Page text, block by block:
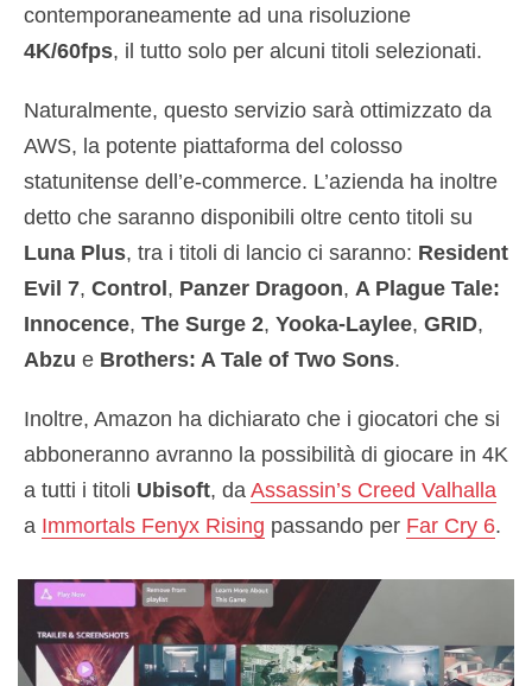
contemporaneamente ad una risoluzione
4K/60fps, il tutto solo per alcuni titoli selezionati.
Naturalmente, questo servizio sarà ottimizzato da
AWS, la potente piattaforma del colosso
statunitense dell’e-commerce. L’azienda ha inoltre
detto che saranno disponibili oltre cento titoli su
Luna Plus, tra i titoli di lancio ci saranno: Resident
Evil 7, Control , Panzer Dragoon, A Plague Tale:
Innocence, The Surge 2, Yooka-Laylee, GRID,
Abzu e Brothers: A Tale of Two Sons.
Inoltre, Amazon ha dichiarato che i giocatori che si
abboneranno avranno la possibilità di giocare in 4K
a tutti i titoli Ubisoft, da Assassin’s Creed Valhalla
a Immortals Fenyx Rising passando per Far Cry 6.